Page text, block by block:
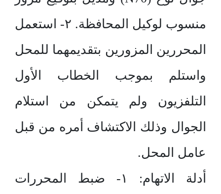
منسوب لوكيل المحافظة. ۲- استعمل
المحررين المزورين بتقديمهما للمحل
واستلم بموجب الخطاب الأول
التلفزيون ولم يتمكن من استلام
الجوال وذلك الاكتشاف أمره من قبل
عامل المحل.
أدلة الاتهام: ۱- ضبط المحررات